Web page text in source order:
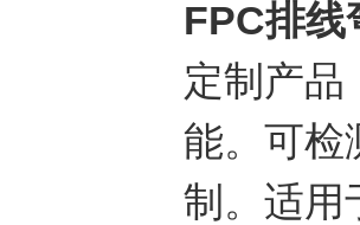
FPC排线
定制产品
能。可检
制。适用